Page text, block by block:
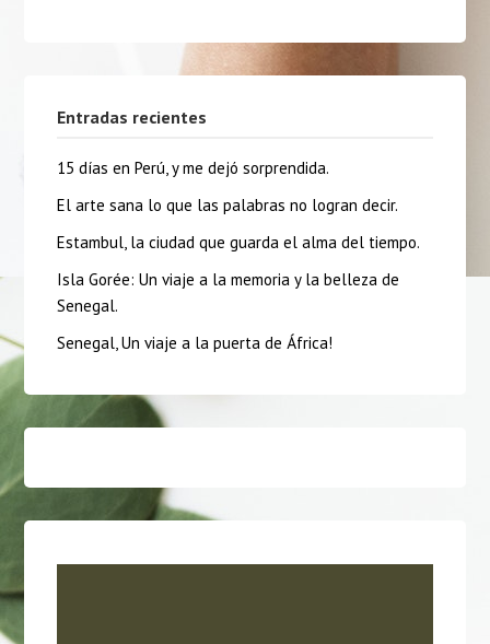
Entradas recientes
15 días en Perú, y me dejó sorprendida.
El arte sana lo que las palabras no logran decir.
Estambul, la ciudad que guarda el alma del tiempo.
Isla Gorée: Un viaje a la memoria y la belleza de
Senegal.
Senegal, Un viaje a la puerta de África!